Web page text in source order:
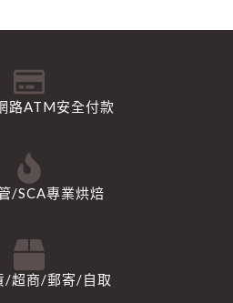
路ATM安全付款
/SCA專業烘焙
/超商/郵寄/自取